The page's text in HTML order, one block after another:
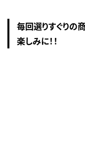
毎回選りすぐりの
楽しみに！！